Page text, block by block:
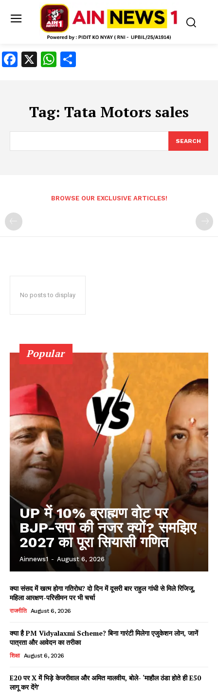
Facebook
X WhatsApp
Tag: Tata Motors sales
SEARCH
BROWSE OUR EXCLUSIVE ARTICLES!
No posts to display
Popular
UP में 10% ब्राह्मण वोट पर
BJP-सपा की नजर क्यों? समझिए
2027 का पूरा सियासी गणित
Ainnews1 - August 6, 2026
क्या संसद में खत्म होगा गतिरोध? दो दिन में दूसरी बार राहुल गांधी से मिले रिजिजू,
महिला आरक्षण-परिसीमन पर भी चर्चा
राजनीति August 6, 2026
क्या है PM Vidyalaxmi Scheme? बिना गारंटी मिलेगा एजुकेशन लोन, जानें
पात्रता और आवेदन का तरीका
शिक्षा August 6, 2026
E20 पर X में भिड़े केजरीवाल और अमित मालवीय, बोले- ‘माहौल ठंडा होते ही E50
लागू कर देंगे’